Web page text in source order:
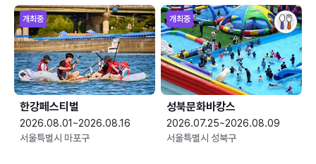
개최중
한강페스티벌
2026.08.01~2026.08.16
서울특별시 마포구
개최중
성북문화바캉스
2026.07.25~2026.08.09
서울특별시 성북구